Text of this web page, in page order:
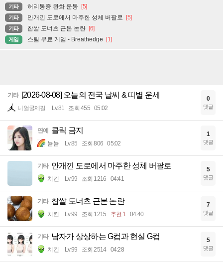
기타 허리통증 완화 운동 [5]
기타 안개낀 도로에서 마주한 성체 버팔로 [5]
기타 찹쌀 도너츠 근본 논란 [6]
게임 스팀 무료 게임 - Breathedge [1]
기타 [2026-08-08] 오늘의 전국 날씨 & 띠별 운세
니얼굴제길 Lv.81 조회 455 05:02
0
댓글
연예 클릭 금지
뇸뇸 Lv.85 조회 806 05:02
1
댓글
기타 안개낀 도로에서 마주한 성체 버팔로
치킨 Lv.99 조회 1216 04:41
5
댓글
기타 찹쌀 도너츠 근본 논란
치킨 Lv.99 조회 1215 추천 1 04:40
7
댓글
기타 남자가 상상하는 G컵과 현실 G컵
치킨 Lv.99 조회 2514 04:28
5
댓글